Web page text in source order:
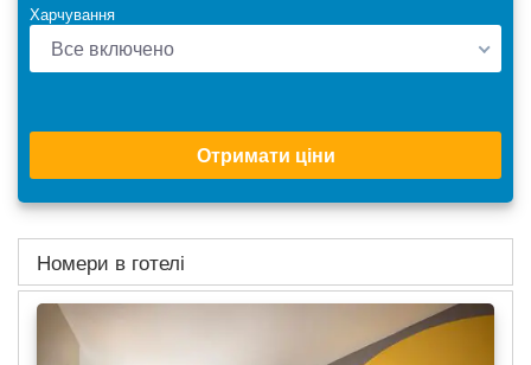
Харчування
Все включено
Отримати ціни
Номери в готелі